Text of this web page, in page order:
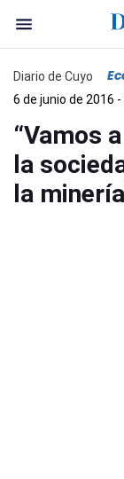
Diario de Cuyo
6 de junio de 2016 -
“Vamos
la
la